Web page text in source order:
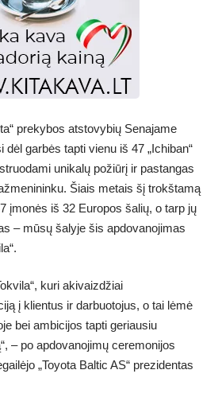
prekybos atstovybių Senajame
garbės tapti vienu iš 47 „Ichiban“
unikalų požiūrį ir pastangas
Šiais metais šį trokštamą
įmonės iš 32 Europos šalių, o tarp jų
– mūsų šalyje šis apdovanojimas
kuri akivaizdžiai
į klientus ir darbuotojus, o tai lėmė
bei ambicijos tapti geriausiu
– po apdovanojimų ceremonijos
„Toyota Baltic AS“ prezidentas